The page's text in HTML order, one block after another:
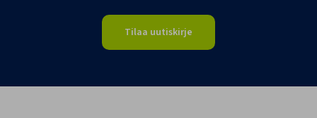
Tilaa uutiskirje